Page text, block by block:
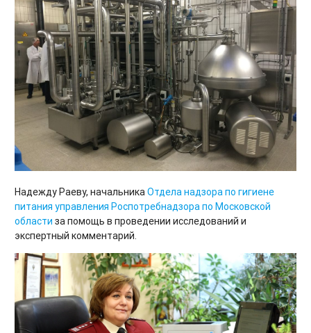
Надежду Раеву, начальникаОтдела надзора по гигиене
питания управления Роспотребнадзора по Московской
области за помощь в проведении исследований и
экспертный комментарий.